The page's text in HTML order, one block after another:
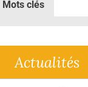
DOSSIERS
RÉSEAUX
Mots clés
Actualités